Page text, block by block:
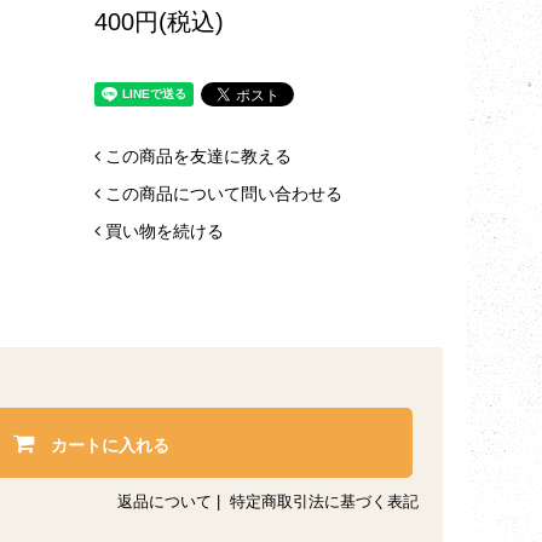
400円(税込)
この商品を友達に教える
この商品について問い合わせる
買い物を続ける
カートに入れる
返品について 特定商取引法に基づく表記